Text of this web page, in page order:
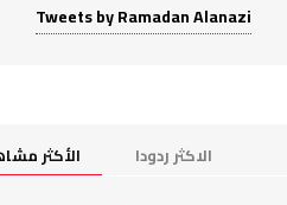
Tweets by Ramadan Alanazi
الأكثر الاكثر ردودا